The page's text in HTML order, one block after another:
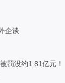
企谈
罚没约1.81亿元！